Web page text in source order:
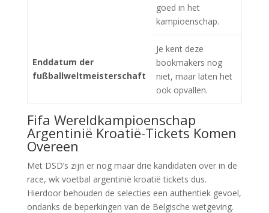
goed in het
kampioenschap.
Enddatum der
fußballweltmeisterschaft
Je kent deze
bookmakers nog
niet, maar laten het
ook opvallen.
Fifa Wereldkampioenschap
Argentinië Kroatië-Tickets Komen
Overeen
Met DSD’s zijn er nog maar drie kandidaten over in de
race, wk voetbal argentinië kroatië tickets dus.
Hierdoor behouden de selecties een authentiek gevoel,
ondanks de beperkingen van de Belgische wetgeving.